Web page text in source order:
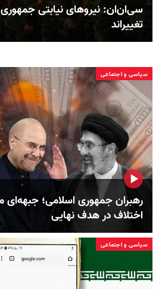
سی‌ان‌ان: نیروهای نیابتی
تغییر‌اند
سیاسی و اجتماعی
رهبران جمهوری اسلامی؛
اختلاف در هدف نهایی
سیاسی و اجتماعی